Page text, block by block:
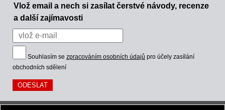
Vlož email a nech si zasílat čerstvé návody, recenze
a další zajímavosti
Souhlasím se zpracováním osobních údajů pro účely zasílání
obchodních sdělení